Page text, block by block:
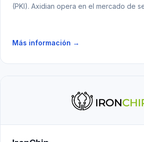
(PKI). Axidian opera en el mercado de
industria, telecomunicaciones, gobierno
Más información →